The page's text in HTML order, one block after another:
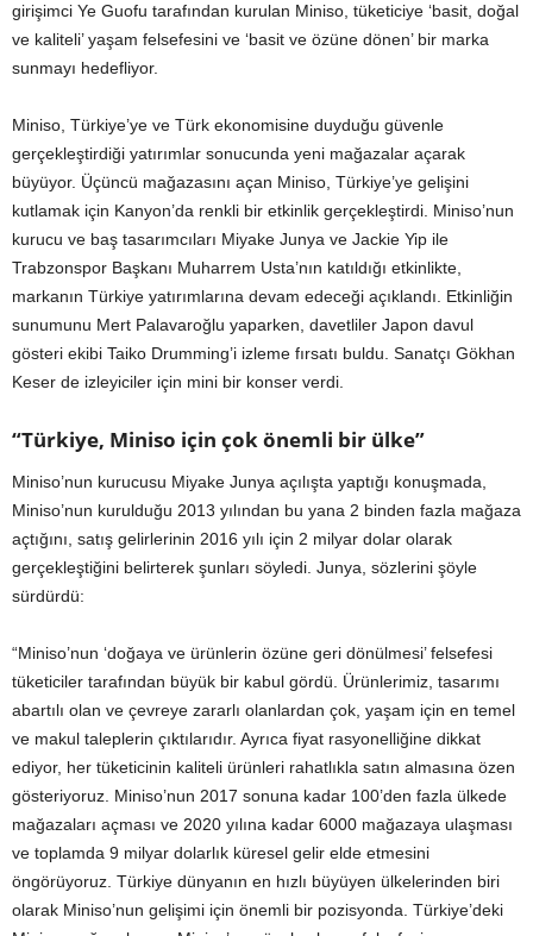
girişimci Ye Guofu tarafından kurulan Miniso, tüketiciye ‘basit, doğal
ve kaliteli’ yaşam felsefesini ve ‘basit ve özüne dönen’ bir marka
sunmayı hedefliyor.
Miniso, Türkiye’ye ve Türk ekonomisine duyduğu güvenle
gerçekleştirdiği yatırımlar sonucunda yeni mağazalar açarak
büyüyor. Üçüncü mağazasını açan Miniso, Türkiye’ye gelişini
kutlamak için Kanyon’da renkli bir etkinlik gerçekleştirdi. Miniso’nun
kurucu ve baş tasarımcıları Miyake Junya ve Jackie Yip ile
Trabzonspor Başkanı Muharrem Usta’nın katıldığı etkinlikte,
markanın Türkiye yatırımlarına devam edeceği açıklandı. Etkinliğin
sunumunu Mert Palavaroğlu yaparken, davetliler Japon davul
gösteri ekibi Taiko Drumming’i izleme fırsatı buldu. Sanatçı Gökhan
Keser de izleyiciler için mini bir konser verdi.
“Türkiye, Miniso için çok önemli bir ülke”
Miniso’nun kurucusu Miyake Junya açılışta yaptığı konuşmada,
Miniso’nun kurulduğu 2013 yılından bu yana 2 binden fazla mağaza
açtığını, satış gelirlerinin 2016 yılı için 2 milyar dolar olarak
gerçekleştiğini belirterek şunları söyledi. Junya, sözlerini şöyle
sürdürdü:
“Miniso’nun ‘doğaya ve ürünlerin özüne geri dönülmesi’ felsefesi
tüketiciler tarafından büyük bir kabul gördü. Ürünlerimiz, tasarımı
abartılı olan ve çevreye zararlı olanlardan çok, yaşam için en temel
ve makul taleplerin çıktılarıdır. Ayrıca fiyat rasyonelliğine dikkat
ediyor, her tüketicinin kaliteli ürünleri rahatlıkla satın almasına özen
gösteriyoruz. Miniso’nun 2017 sonuna kadar 100’den fazla ülkede
mağazaları açması ve 2020 yılına kadar 6000 mağazaya ulaşması
ve toplamda 9 milyar dolarlık küresel gelir elde etmesini
öngörüyoruz. Türkiye dünyanın en hızlı büyüyen ülkelerinden biri
olarak Miniso’nun gelişimi için önemli bir pozisyonda. Türkiye’deki